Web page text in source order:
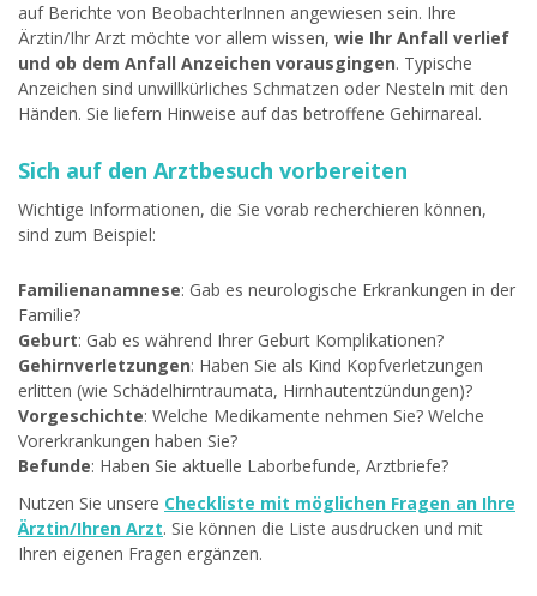
auf Berichte von BeobachterInnen angewiesen sein. Ihre
Ärztin/Ihr Arzt möchte vor allem wissen, wie Ihr Anfall verlief
und ob dem Anfall Anzeichen vorausgingen. Typische
Anzeichen sind unwillkürliches Schmatzen oder Nesteln mit den
Händen. Sie liefern Hinweise auf das betroffene Gehirnareal.
Sich auf den Arztbesuch vorbereiten
Wichtige Informationen, die Sie vorab recherchieren können,
sind zum Beispiel:
Familienanamnese: Gab es neurologische Erkrankungen in der
Familie?
Geburt: Gab es während Ihrer Geburt Komplikationen?
Gehirnverletzungen: Haben Sie als Kind Kopfverletzungen
erlitten (wie Schädelhirntraumata, Hirnhautentzündungen)?
Vorgeschichte: Welche Medikamente nehmen Sie? Welche
Vorerkrankungen haben Sie?
Befunde: Haben Sie aktuelle Laborbefunde, Arztbriefe?
Nutzen Sie unsere Checkliste mit möglichen Fragen an Ihre
Ärztin/Ihren Arzt. Sie können die Liste ausdrucken und mit
Ihren eigenen Fragen ergänzen.